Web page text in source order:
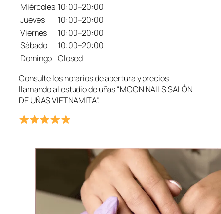
Miércoles 10:00–20:00
Jueves
10:00–20:00
Viernes
10:00–20:00
Sábado
10:00–20:00
Domingo Closed
Consulte los horarios de apertura y precios
llamando al estudio de uñas “MOON NAILS SALÓN
DE UÑAS VIETNAMITA”.